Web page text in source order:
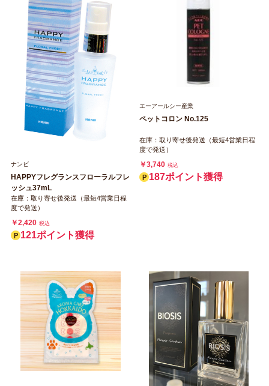
ナンビ
HAPPYフレグランスフローラルフレ
ッシュ37mL
在庫：取り寄せ後発送（最短4営業日程
度で発送）
￥2,420 税込
121ポイント獲得
エーアールシー産業
ペットコロン No.125
在庫：取り寄せ後発送（最短4営業日程
度で発送）
￥3,740 税込
187ポイント獲得